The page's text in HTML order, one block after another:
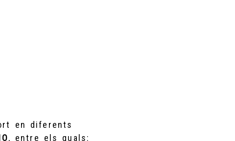
en diferents
, entre els quals: